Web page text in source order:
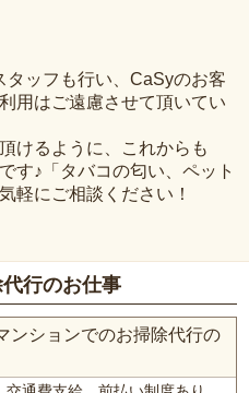
ッフも行い、CaSyのお客
用はご遠慮させて頂いてい
けるように、これからも
す♪「タバコの匂い、ペット
軽にご相談ください！
行のお仕事
ンションでのお掃除代行の